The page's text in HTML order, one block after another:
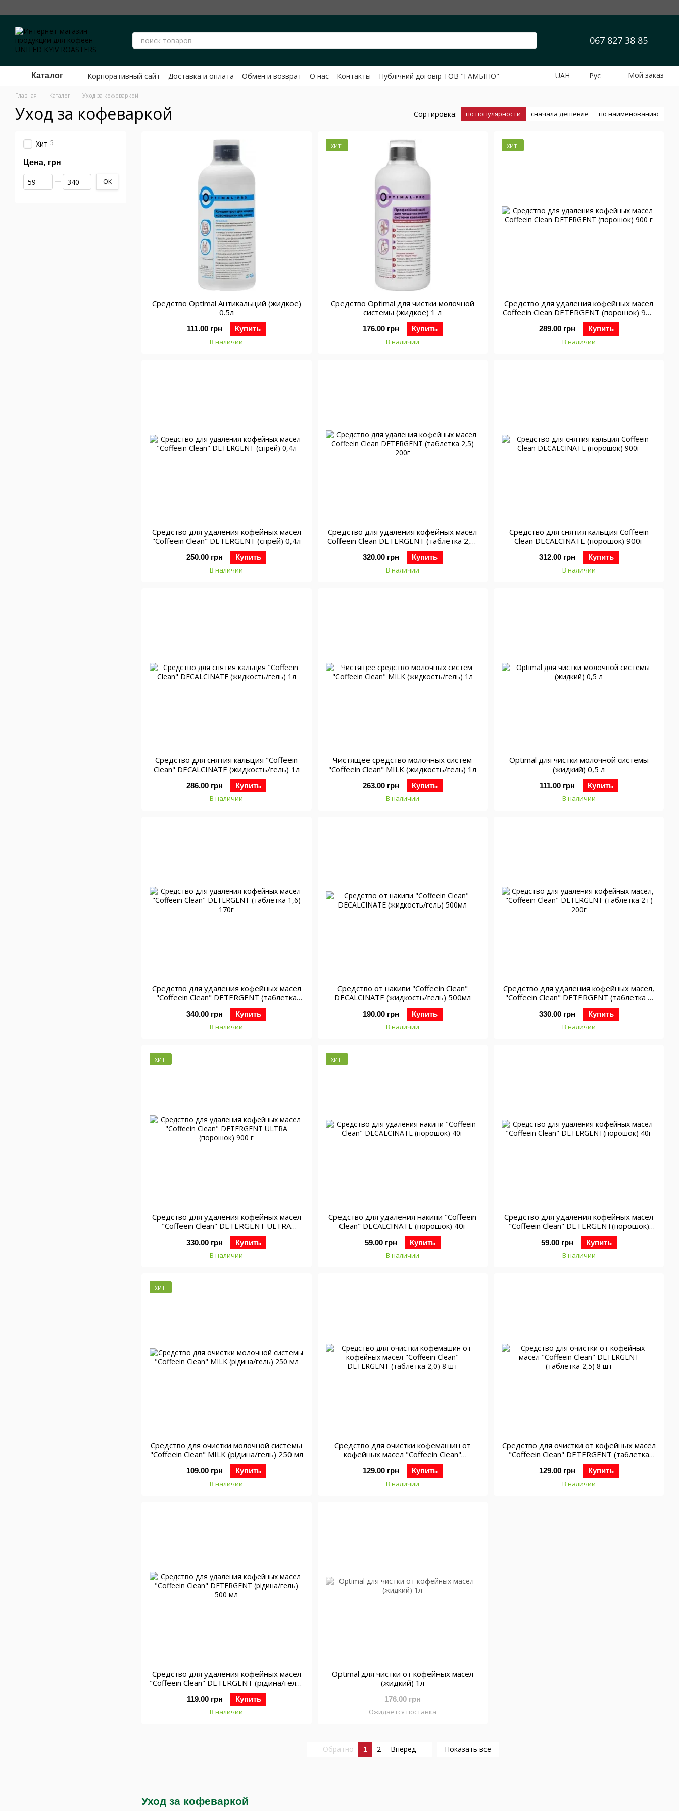
067 827 38 85
Каталог Корпоративный сайт Доставка и оплата Обмен и возврат О нас Контакты
Публічний договір ТОВ "ГАМБІНО"
UAH Рус Мой заказ
Главная Каталог Уход за кофеваркой
Уход за кофеваркой Сортировка: по популярности сначала дешевле по наименованию
Уход за кофеваркой
Средство Optimal Антикальций (жидкое)
0.5л
111.00 грн Купить
В наличии
ХИТ
Средство Optimal для чистки молочной
системы (жидкое) 1 л
176.00 грн Купить
В наличии
ХИТ
Средство для удаления кофейных масел
Coffeein Clean DETERGENT (порошок) 900
289.00 грн Купить
В наличии
Средство для удаления кофейных масел
"Coffeein Clean" DETERGENT (спрей) 0,4л
250.00 грн Купить
В наличии
Средство для удаления кофейных масел
Coffeein Clean DETERGENT (таблетка 2,5)
200г
320.00 грн Купить
В наличии
Средство для снятия кальция Coffeein
Clean DECALCINATE (порошок) 900г
312.00 грн Купить
В наличии
Средство для снятия кальция "Coffeein
Clean" DECALCINATE (жидкость/гель) 1л
286.00 грн Купить
В наличии
Чистящее средство молочных систем
"Coffeein Clean" MILK (жидкость/гель) 1л
263.00 грн Купить
В наличии
Optimal для чистки молочной системы
(жидкий) 0,5 л
111.00 грн Купить
В наличии
Средство для удаления кофейных масел
"Coffeein Clean" DETERGENT (таблетка
1,6) 170г
340.00 грн Купить
В наличии
Средство от накипи "Coffeein Clean"
DECALCINATE (жидкость/гель) 500мл
190.00 грн Купить
В наличии
Средство для удаления кофейных масел,
"Coffeein Clean" DETERGENT (таблетка 2
г) 200г
330.00 грн Купить
В наличии
ХИТ
Средство для удаления кофейных масел
"Coffeein Clean" DETERGENT ULTRA
(порошок) 900 г
330.00 грн Купить
В наличии
ХИТ
Средство для удаления накипи "Coffeein
Clean" DECALCINATE (порошок) 40г
59.00 грн Купить
В наличии
Средство для удаления кофейных масел
"Coffeein Clean" DETERGENT(порошок)
40г
59.00 грн Купить
В наличии
ХИТ
Cредство для очистки молочной системы
"Coffeein Clean" MILK (рідина/гель) 250 мл
109.00 грн Купить
В наличии
Средство для очистки кофемашин от
кофейных масел "Coffeein Clean"
DETERGENT (таблетка 2,0) 8 шт
129.00 грн Купить
В наличии
Средство для очистки от кофейных масел
"Coffeein Clean" DETERGENT (таблетка
2,5) 8 шт
129.00 грн Купить
В наличии
Средство для удаления кофейных масел
"Coffeein Clean" DETERGENT (рідина/гель)
500 мл
119.00 грн Купить
В наличии
Optimal для чистки от кофейных масел
(жидкий) 1л
176.00 грн
Ожидается поставка
Обратно 1 2 Вперед Показать все
Хит 5
Цена, грн
От Цена, грн
До Цена, грн ОК